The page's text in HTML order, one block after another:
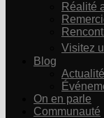
Réalité
Visitez
Blog
Actualité
On en parle
Communauté